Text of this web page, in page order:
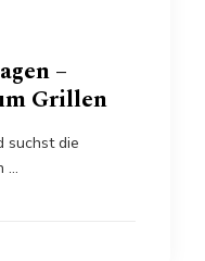
–
Grillen
suchst die
…